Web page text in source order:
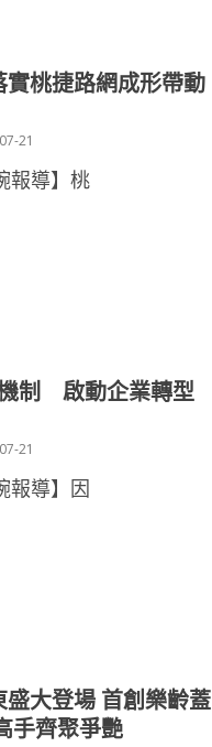
桃捷路網成形帶動
21
報導】桃
機制 啟動企業轉型
21
報導】因
盛大登場 首創樂齡蓋
手齊聚爭艷